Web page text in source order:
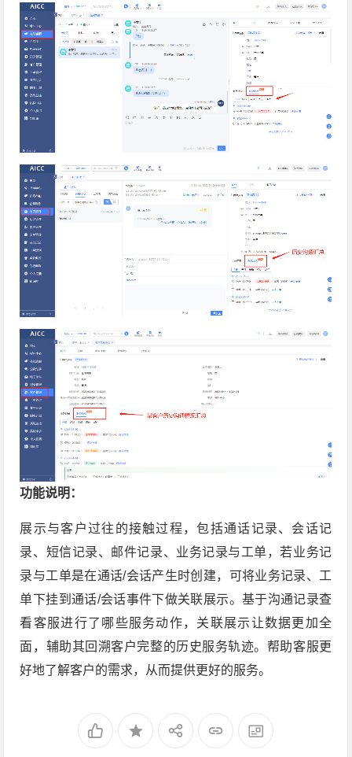
功能说明：
展示与客户过往的接触过程，包括通话记录、会话记
录、短信记录、邮件记录、业务记录与工单，若业务记
录与工单是在通话/会话产生时创建，可将业务记录、工
单下挂到通话/会话事件下做关联展示。基于沟通记录查
看客服进行了哪些服务动作，关联展示让数据更加全
面，辅助其回溯客户完整的历史服务轨迹。帮助客服更
好地了解客户的需求，从而提供更好的服务。